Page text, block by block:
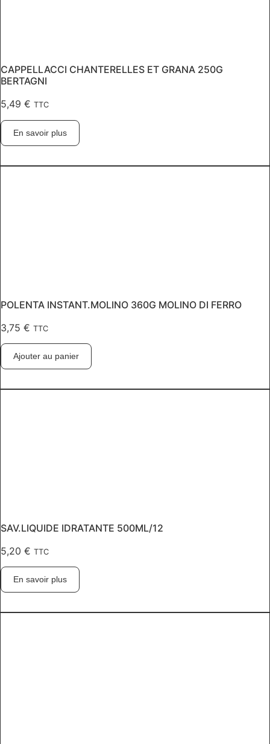
CAPPELLACCI CHANTERELLES ET GRANA 250G
BERTAGNI
5,49 € TTC
En savoir plus
POLENTA INSTANT.MOLINO 360G MOLINO DI FERRO
3,75 € TTC
Ajouter au panier
SAV.LIQUIDE IDRATANTE 500ML/12
5,20 € TTC
En savoir plus